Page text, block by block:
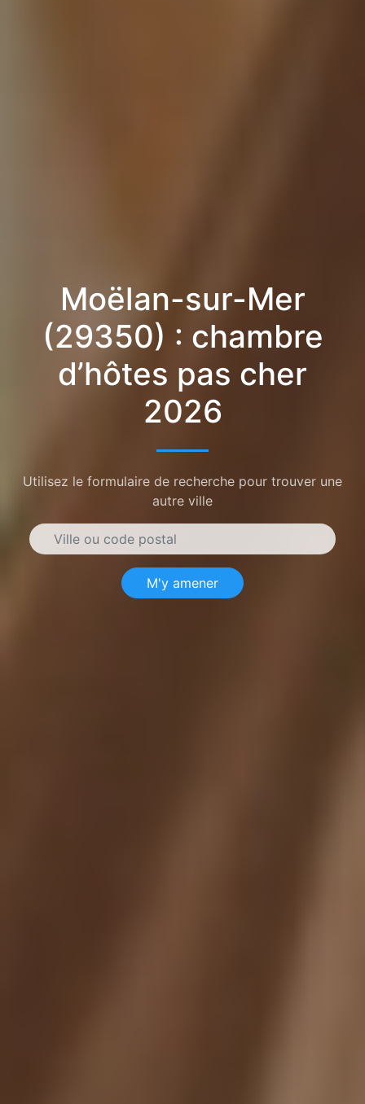
Moëlan-sur-Mer
(29350) : chambre
d’hôtes pas cher
2026
Utilisez le formulaire de recherche pour trouver une
autre ville
M'y amener